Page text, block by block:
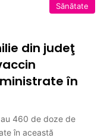
Sănătate
din judeţ
în
460 de doze de
în această